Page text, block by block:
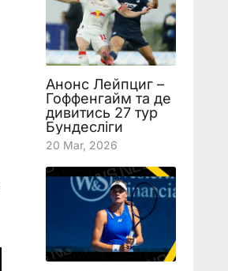
Анонс Лейпциг –
Гоффенгайм та де
дивитись 27 тур
Бундесліги
20 Mar, 2026